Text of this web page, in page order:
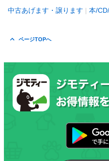
中古あげます・譲ります 本/
ページTOPへ